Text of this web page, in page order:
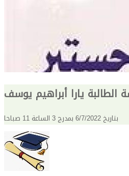
الطالبة يارا أبراهيم يوسف
بتاريخ 6/7/2022 بمدرج 3 الساعة 11 صباحا